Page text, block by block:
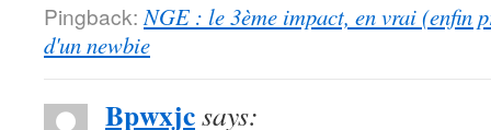
Pingback: NGE : le 3ème impact, en vrai (enfin
d'un newbie
Bpwxjcsays: